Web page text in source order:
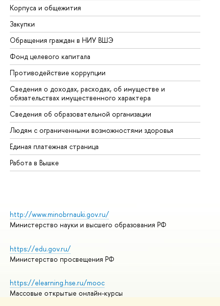
Корпуса и общежития
Закупки
Обращения граждан в НИУ ВШЭ
Фонд целевого капитала
Противодействие коррупции
Сведения о доходах, расходах, об имуществе и
обязательствах имущественного характера
Сведения об образовательной организации
Людям с ограниченными возможностями здоровья
Единая платежная страница
Работа в Вышке
http://www.minobrnauki.gov.ru/
Министерство науки и высшего образования РФ
https://edu.gov.ru/
Министерство просвещения РФ
https://elearning.hse.ru/mooc
Массовые открытые онлайн-курсы